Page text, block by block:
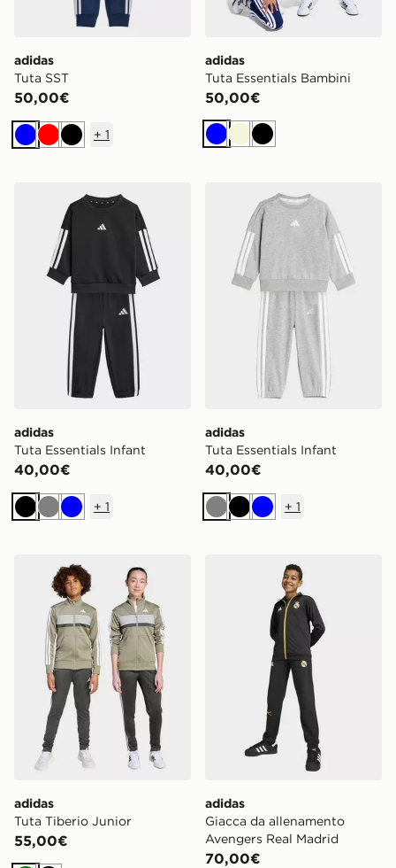
adidas
Tuta SST
50,00€
BluRossoNero
+ 1
adidas
Tuta Essentials Bambini
50,00€
BluBeige
Nero
adidas Tuta Essentials Infant
adidas
Tuta Essentials Infant
40,00€
NeroGrigio
Blu
+ 1
adidas Tuta Essentials
adidas
Tuta Essentials Infant
40,00€
Grigio
Nero
Blu
+ 1
adidas Tuta Tiberio Junior
adidas
Tuta Tiberio Junior
55,00€
adidas Giacca da
adidas
Giacca da allenamento
Avengers Real Madrid
70,00€